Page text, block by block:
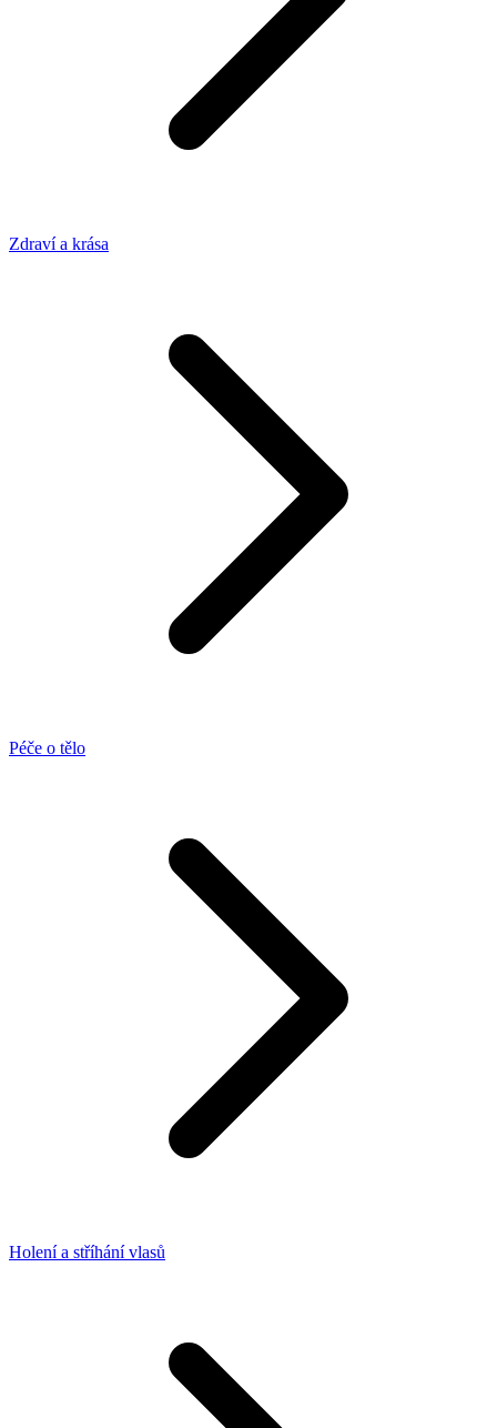
Zdraví a krása
Péče o tělo
Holení a stříhání vlasů